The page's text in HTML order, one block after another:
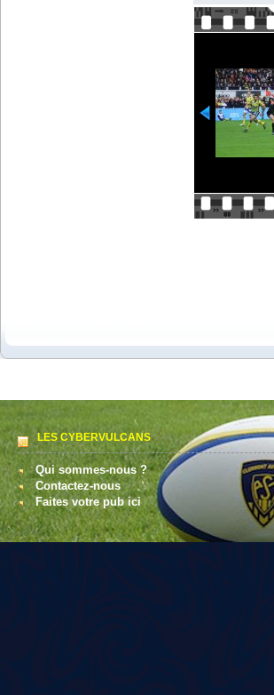
LES CYBERVULCANS
Qui sommes-nous ?
Contactez-nous
Faites votre pub ici